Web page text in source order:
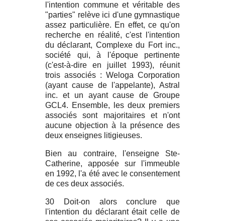
l'intention commune et véritable des
"parties" relève ici d'une gymnastique
assez particulière. En effet, ce qu'on
recherche en réalité, c'est l'intention
du déclarant, Complexe du Fort inc.,
société qui, à l'époque pertinente
(c'est-à-dire en juillet 1993), réunit
trois associés : Weloga Corporation
(ayant cause de l'appelante), Astral
inc. et un ayant cause de Groupe
GCL4. Ensemble, les deux premiers
associés sont majoritaires et n'ont
aucune objection à la présence des
deux enseignes litigieuses.
Bien au contraire, l'enseigne Ste-
Catherine, apposée sur l'immeuble
en 1992, l'a été avec le consentement
de ces deux associés.
30 Doit-on alors conclure que
l'intention du déclarant était celle de